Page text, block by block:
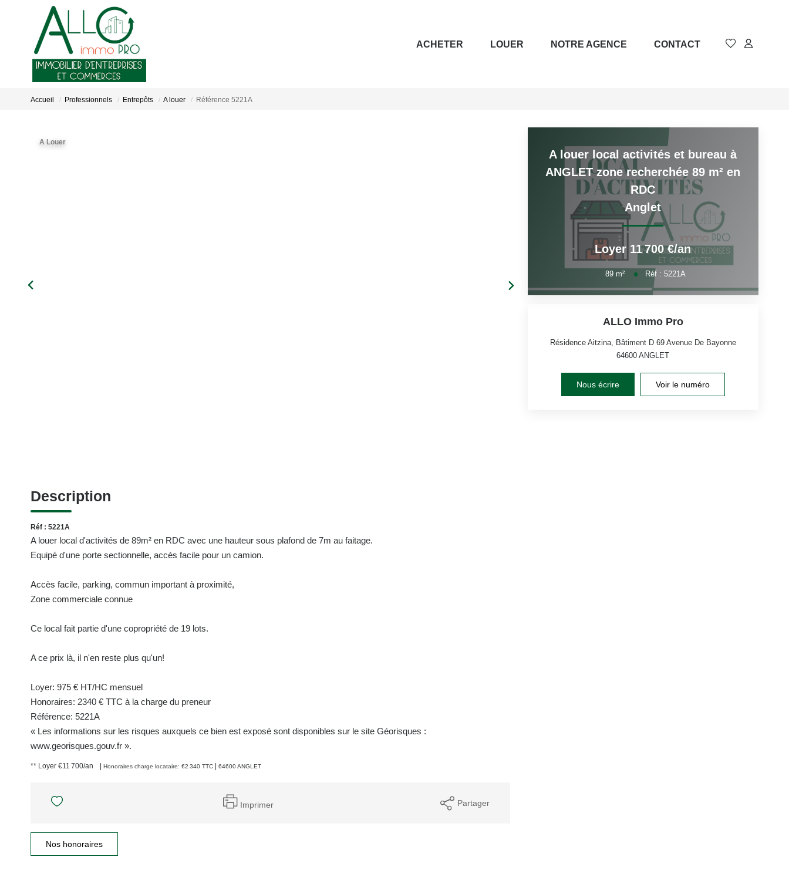
ACHETER LOUER NOTRE AGENCE CONTACT
Accueil Professionnels Entrepôts A louer Référence 5221A
A Louer
Description
Réf : 5221A
A louer local d'activités de 89m² en RDC avec une hauteur sous plafond de 7m au faitage.
Equipé d'une porte sectionnelle, accès facile pour un camion.
Accès facile, parking, commun important à proximité,
Zone commerciale connue
Ce local fait partie d'une copropriété de 19 lots.
A ce prix là, il n'en reste plus qu'un!
Loyer: 975 € HT/HC mensuel
Honoraires: 2340 € TTC à la charge du preneur
Référence: 5221A
« Les informations sur les risques auxquels ce bien est exposé sont disponibles sur le site Géorisques :
www.georisques.gouv.fr ».
** Loyer €11 700/an Honoraires charge locataire: €2 340 TTC 64600 ANGLET
Imprimer Partager
Nos honoraires
A louer local activités et bureau à
ANGLET zone recherchée 89 m² en
RDC
Anglet
Loyer 11 700 €/an
89 m² Réf : 5221A
ALLO Immo Pro
Résidence Aitzina, Bâtiment D 69 Avenue De Bayonne
64600ANGLET
Nous écrire Voir le numéro